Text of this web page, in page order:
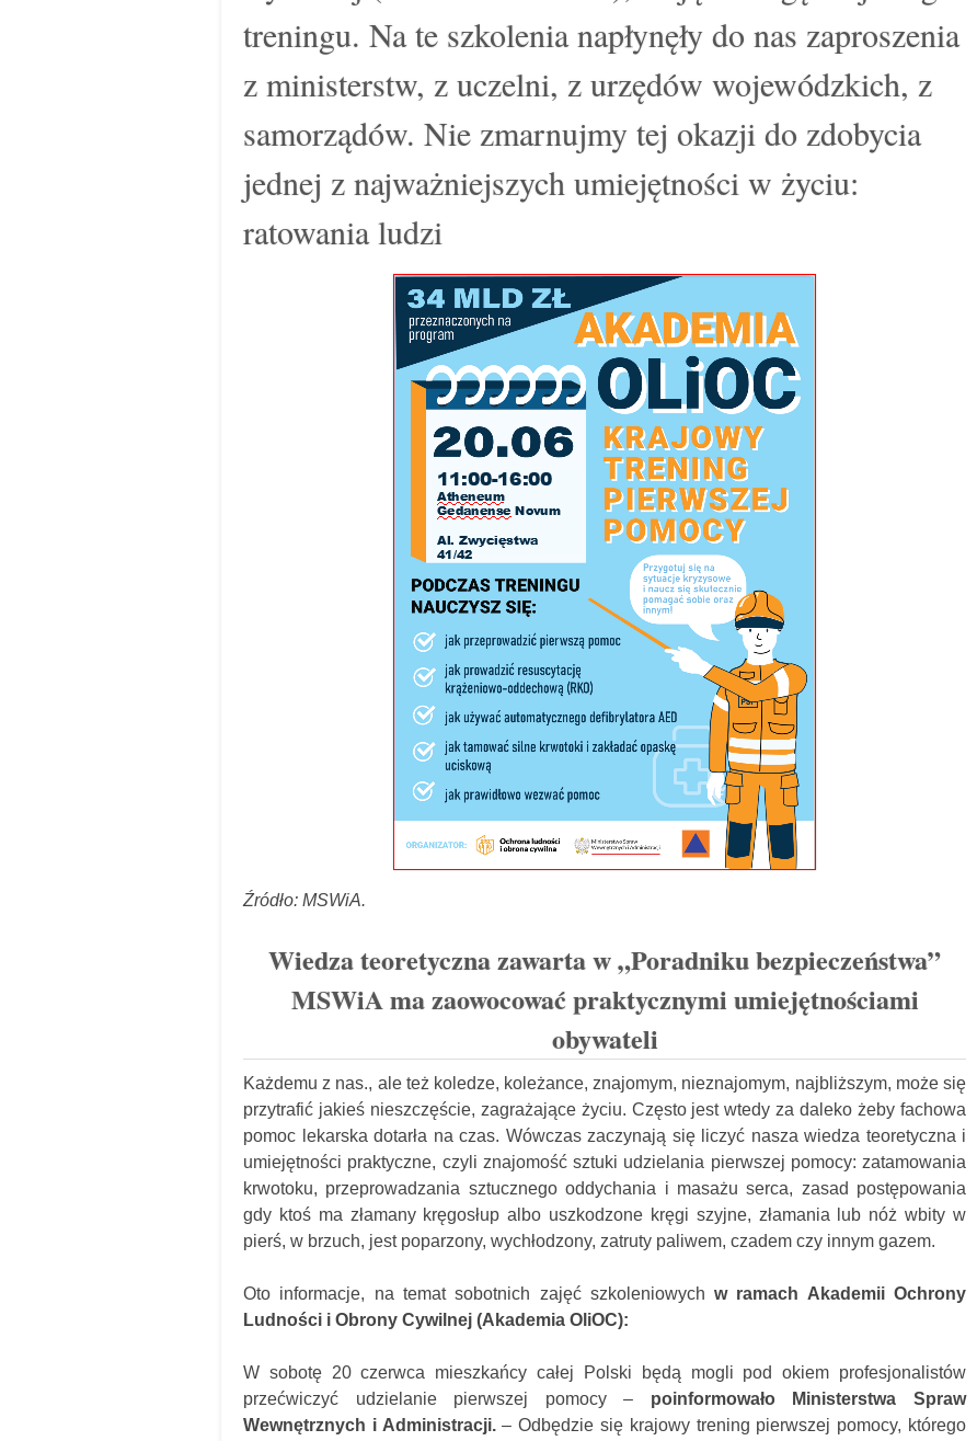
treningu. Na te szkolenia napłynęły do nas zaproszenia
z ministerstw, z uczelni, z urzędów wojewódzkich, z
samorządów. Nie zmarnujmy tej okazji do zdobycia
jednej z najważniejszych umiejętności w życiu:
ratowania ludzi
Źródło: MSWiA.
Wiedza teoretyczna zawarta w „Poradniku bezpieczeństwa”
MSWiA ma zaowocować praktycznymi umiejętnościami
obywateli
Każdemu z nas., ale też koledze, koleżance, znajomym, nieznajomym, najbliższym, może się
przytrafić jakieś nieszczęście, zagrażające życiu. Często jest wtedy za daleko żeby fachowa
pomoc lekarska dotarła na czas. Wówczas zaczynają się liczyć nasza wiedza teoretyczna i
umiejętności praktyczne, czyli znajomość sztuki udzielania pierwszej pomocy: zatamowania
krwotoku, przeprowadzania sztucznego oddychania i masażu serca, zasad postępowania
gdy ktoś ma złamany kręgosłup albo uszkodzone kręgi szyjne, złamania lub nóż wbity w
pierś, w brzuch, jest poparzony, wychłodzony, zatruty paliwem, czadem czy innym gazem.
Oto informacje, na temat sobotnich zajęć szkoleniowychw ramach Akademii Ochrony
Ludności i Obrony Cywilnej (Akademia OliOC):
W sobotę 20 czerwca mieszkańcy całej Polski będą mogli pod okiem profesjonalistów
przećwiczyć udzielanie pierwszej pomocy – poinformowało Ministerstwa Spraw
Wewnętrznych i Administracji.– Odbędzie się krajowy trening pierwszej pomocy, którego